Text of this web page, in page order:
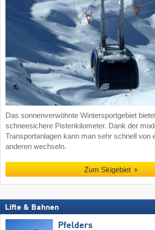
Das sonnenverwöhnte Wintersportgebiet
schneesichere Pistenkilometer. Dank der
Transportanlagen kann man sehr schnell von
anderen wechseln.
Zum Skigebiet
Lifte & Bahnen
Pfelders